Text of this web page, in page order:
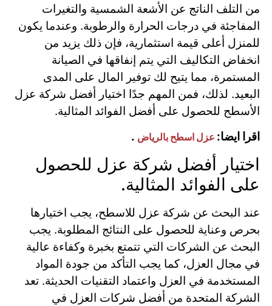
من التلف الناتج عن الأشعة الشمسية والتغيرات
المفاجئة في درجات الحرارة والرطوبة. وعندما يكون
للمنزل أعلى قيمة استثمارية، فإن ذلك يزيد من
انخفاض التكاليف التي يتم إنفاقها في الصيانة
المستمرة، مما يتيح لك توفير المال على المدى
البعيد. لذلك، فمن المهم جدًا اختيار أفضل شركة عزل
الأسطح للحصول على أفضل الفوائد المثالية.
اقرا ايضا: عزل اسطح بالرياض .
اختيار أفضل شركة عزل للحصول
على الفوائد المثالية.
عند البحث عن شركة عزل للاسطح، يجب اختيارها
بحرص وعناية للحصول على النتائج المطلوبة. يجب
البحث عن الشركات التي تتمتع بخبرة وكفاءة عالية
في مجال العزل، كما يجب التأكد من جودة المواد
المستخدمة في العزل واعتماد التقنيات الحديثة. تعد
الشركة المتحدة من أفضل شركات العزل في